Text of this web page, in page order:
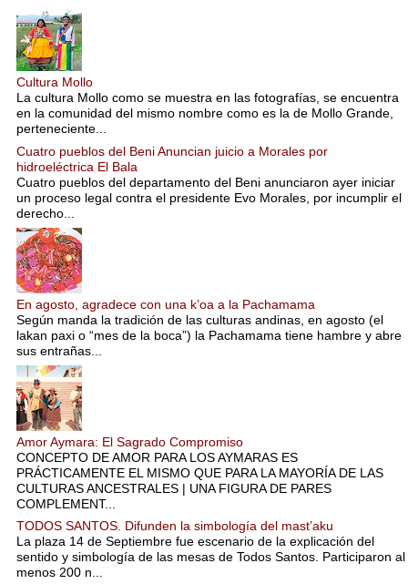
Cultura Mollo
La cultura Mollo como se muestra en las fotografías, se encuentra
en la comunidad del mismo nombre como es la de Mollo Grande,
perteneciente...
Cuatro pueblos del Beni Anuncian juicio a Morales por
hidroeléctrica El Bala
Cuatro pueblos del departamento del Beni anunciaron ayer iniciar
un proceso legal contra el presidente Evo Morales, por incumplir el
derecho...
En agosto, agradece con una k’oa a la Pachamama
Según manda la tradición de las culturas andinas, en agosto (el
lakan paxi o “mes de la boca”) la Pachamama tiene hambre y abre
sus entrañas...
Amor Aymara: El Sagrado Compromiso
CONCEPTO DE AMOR PARA LOS AYMARAS ES
PRÁCTICAMENTE EL MISMO QUE PARA LA MAYORÍA DE LAS
CULTURAS ANCESTRALES | UNA FIGURA DE PARES
COMPLEMENT...
TODOS SANTOS. Difunden la simbología del mast’aku
La plaza 14 de Septiembre fue escenario de la explicación del
sentido y simbología de las mesas de Todos Santos. Participaron al
menos 200 n...